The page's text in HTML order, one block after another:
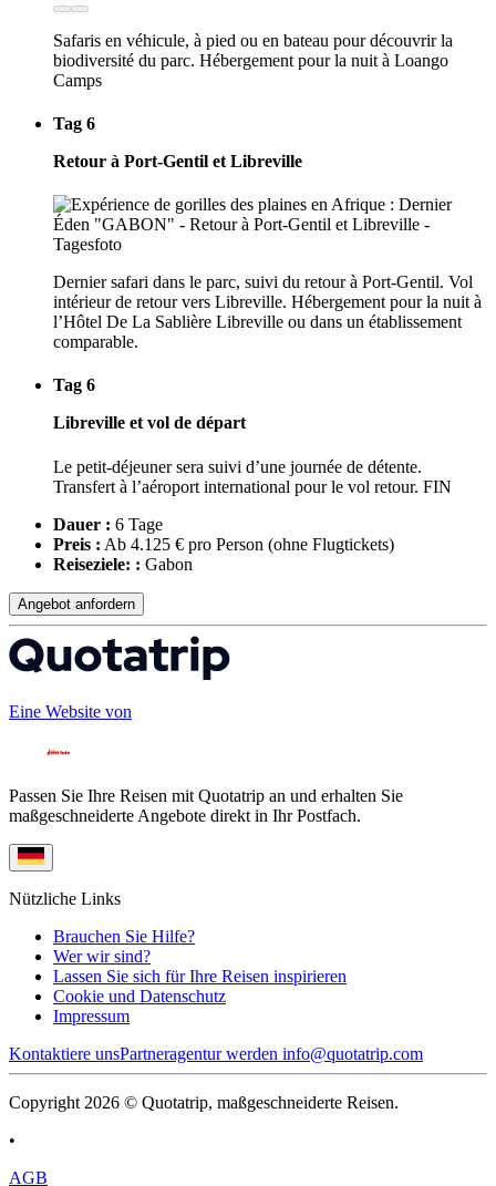
Safaris en véhicule, à pied ou en bateau pour découvrir la
biodiversité du parc. Hébergement pour la nuit à Loango
Camps
Tag 6
Retour à Port-Gentil et Libreville
Dernier safari dans le parc, suivi du retour à Port-Gentil. Vol
intérieur de retour vers Libreville. Hébergement pour la nuit à
l’Hôtel De La Sablière Libreville ou dans un établissement
comparable.
Tag 6
Libreville et vol de départ
Le petit-déjeuner sera suivi d’une journée de détente.
Transfert à l’aéroport international pour le vol retour. FIN
Dauer : 6 Tage
Preis : Ab 4.125 € pro Person (ohne Flugtickets)
Reiseziele: : Gabon
Angebot anfordern
Eine Website von
Passen Sie Ihre Reisen mit Quotatrip an und erhalten Sie
maßgeschneiderte Angebote direkt in Ihr Postfach.
Nützliche Links
Brauchen Sie Hilfe?
Wer wir sind?
Lassen Sie sich für Ihre Reisen inspirieren
Cookie und Datenschutz
Impressum
Kontaktiere unsPartneragentur werden info@quotatrip.com
Copyright 2026 © Quotatrip, maßgeschneiderte Reisen.
•
AGB